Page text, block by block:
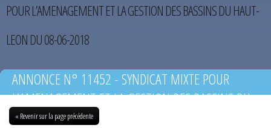
POUR L’AMENAGEMENT ET LA GESTION DES BASSINS DU HAUT-
LEON DU 08-06-2018
ANNONCE N° 11452 - SYNDICAT MIXTE POUR
L’AMENAGEMENT ET LA GESTION DES BASSINS DU
HAUT-LEON DU 08-06-2018
« Revenir sur la page précédente